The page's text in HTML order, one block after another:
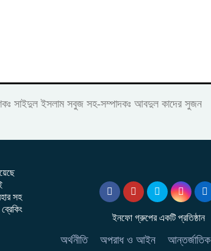
সাইদুল ইসলাম সবুজ সহ-সম্পাদকঃ আবদুল কাদের সুজন
সহ
ইনফো গ্রুপের একটি প্রতিষ্ঠান
অর্থনীতি অপরাধ ও আইন আন্তর্জাতিক